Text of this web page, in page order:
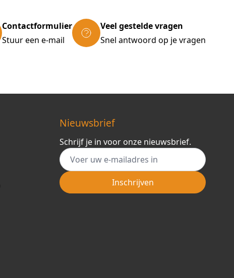
Contactformulier
Stuur een e-mail
Veel gestelde vragen
Snel antwoord op je vragen
Nieuwsbrief
Schrijf je in voor onze nieuwsbrief.
E-mail adres
Inschrijven